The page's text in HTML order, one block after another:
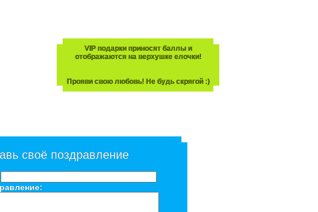
VIP подарки приносят баллы и
отображаются на верхушке елочки!
Прояви свою любовь! Не будь скрягой :)
своё поздравление